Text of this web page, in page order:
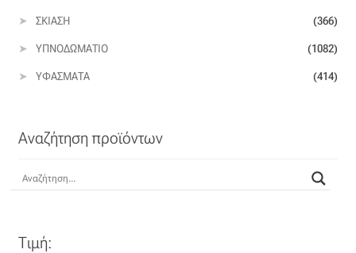
Υφαντό
Ψάθα
ΣΚΊΑΣΗ (366)
ΥΠΝΟΔΩΜΆΤΙΟ (1082)
ΥΦΆΣΜΑΤΑ (414)
Αναζήτηση προϊόντων
Τιμή: